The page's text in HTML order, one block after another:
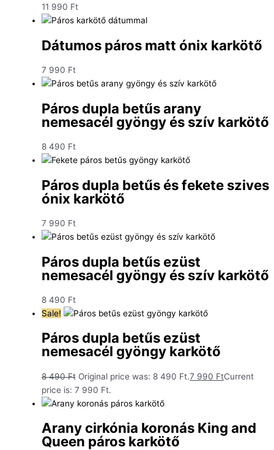
11 990 Ft
Dátumos páros matt ónix karkötő
7 990 Ft
Páros dupla betűs arany
nemesacél gyöngy és szív karkötő
8 490 Ft
Páros dupla betűs és fekete szives
ónix karkötő
7 990 Ft
Páros dupla betűs ezüst
nemesacél gyöngy és szív karkötő
8 490 Ft
Sale!
Páros dupla betűs ezüst
nemesacél gyöngy karkötő
8 490Ft Original price was: 8 490 Ft.7 990 FtCurrent
price is: 7 990 Ft.
Arany cirkónia koronás King and
Queen páros karkötő